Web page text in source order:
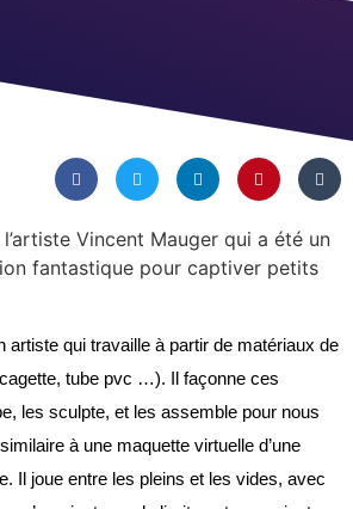
Vincent Mauger qui a été un
fantastique pour captiver petits
artiste qui travaille à partir de matériaux de
tube pvc …). Il façonne ces
, les sculpte, et les assemble pour nous
à une maquette virtuelle d’une
Il joue entre les pleins et les vides, avec